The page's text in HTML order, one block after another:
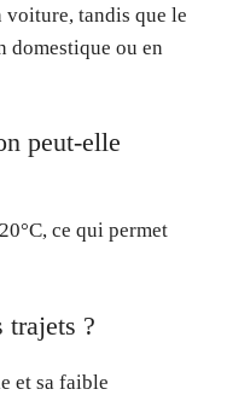
tandis que le
domestique ou en
peut-elle
ce qui permet
trajets ?
et sa faible